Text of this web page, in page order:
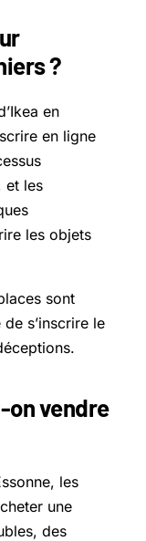
?
en
en ligne
et les
les objets
sont
s’inscrire le
on vendre
les
une
des